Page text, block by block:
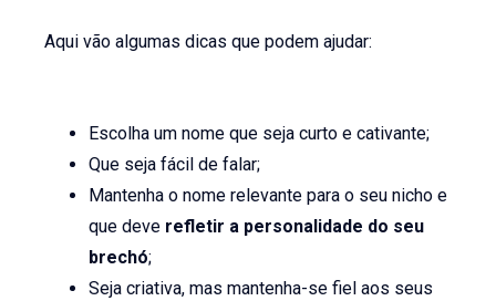
Aqui vão algumas dicas que podem ajudar:
Escolha um nome que seja curto e cativante;
Que seja fácil de falar;
Mantenha o nome relevante para o seu nicho e
que deve refletir a personalidade do seu
brechó;
Seja criativa, mas mantenha-se fiel aos seus